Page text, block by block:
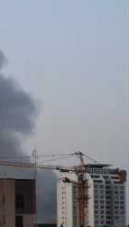
sự hôm nay